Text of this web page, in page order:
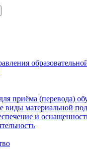
приёма (перевода)
виды материальной
и